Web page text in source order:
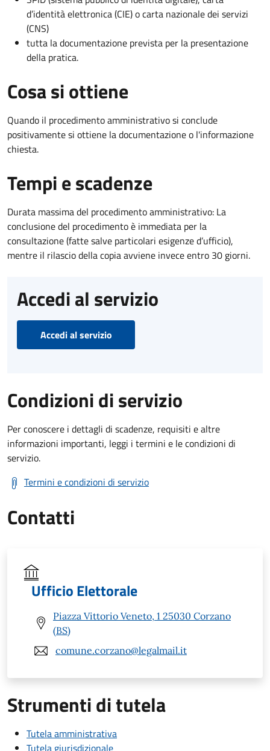
d’identità elettronica (CIE) o carta nazionale dei servizi
(CNS)
tutta la documentazione prevista per la presentazione
della pratica.
Cosa si ottiene
Quando il procedimento amministrativo si conclude
positivamente si ottiene la documentazione o l'informazione
chiesta.
Tempi e scadenze
Durata massima del procedimento amministrativo: La
conclusione del procedimento è immediata per la
consultazione (fatte salve particolari esigenze d’ufficio),
mentre il rilascio della copia avviene invece entro 30 giorni.
Accedi al servizio
Accedi al servizio
Condizioni di servizio
Per conoscere i dettagli di scadenze, requisiti e altre
informazioni importanti, leggi i termini e le condizioni di
servizio.
Termini e condizioni di servizio
Contatti
Ufficio Elettorale
Piazza Vittorio Veneto, 1 25030 Corzano
(BS)
comune.corzano@legalmail.it
Strumenti di tutela
Tutela amministrativa
Tutela giurisdizionale